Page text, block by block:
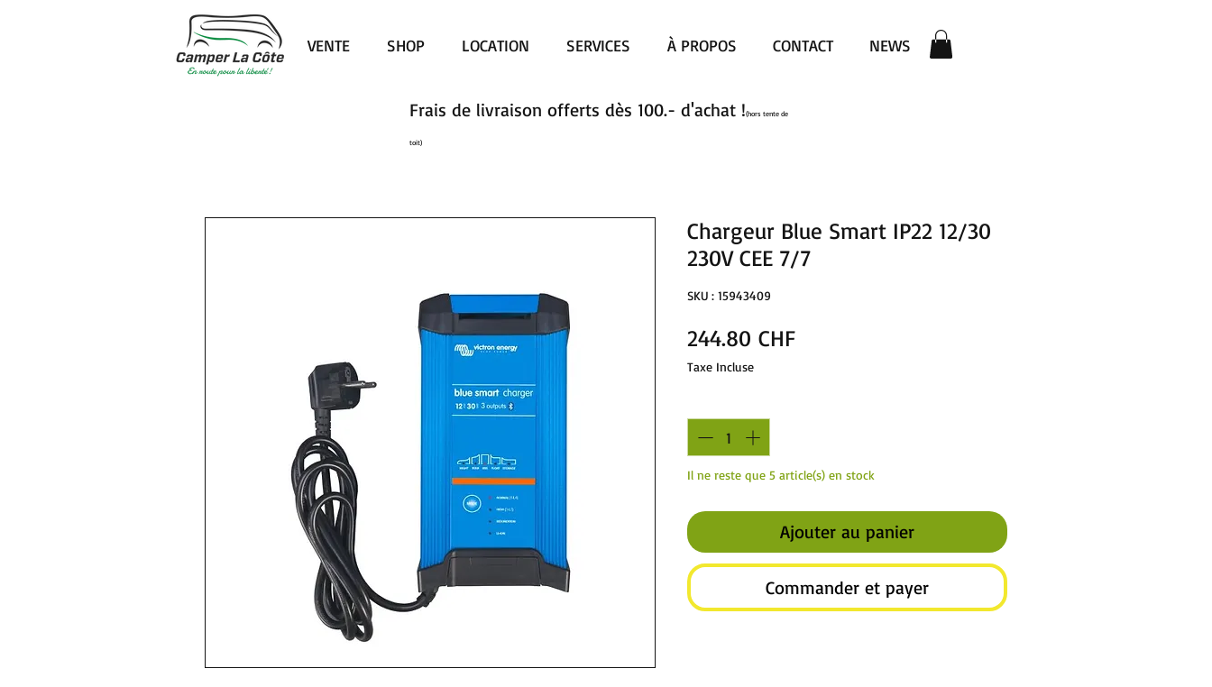
VENTE SHOP LOCATION SERVICES À PROPOS CONTACT NEWS
Chargeur Blue Smart IP22 12/30
230V CEE 7/7
SKU : 15943409
244.80 CHFPrix
Taxe Incluse
Il ne reste que 5 article(s) en stock
Ajouter au panier
Commander et payer
Frais de livraison offerts dès 100.- d'achat !(hors tente de
toit)